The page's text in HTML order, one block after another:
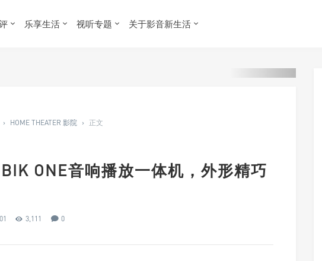
乐享生活 视听专题 关于影音新生活
› HOME THEATER 影院 › 正文
ONE音响播放一体机，外形精巧
3,111 0